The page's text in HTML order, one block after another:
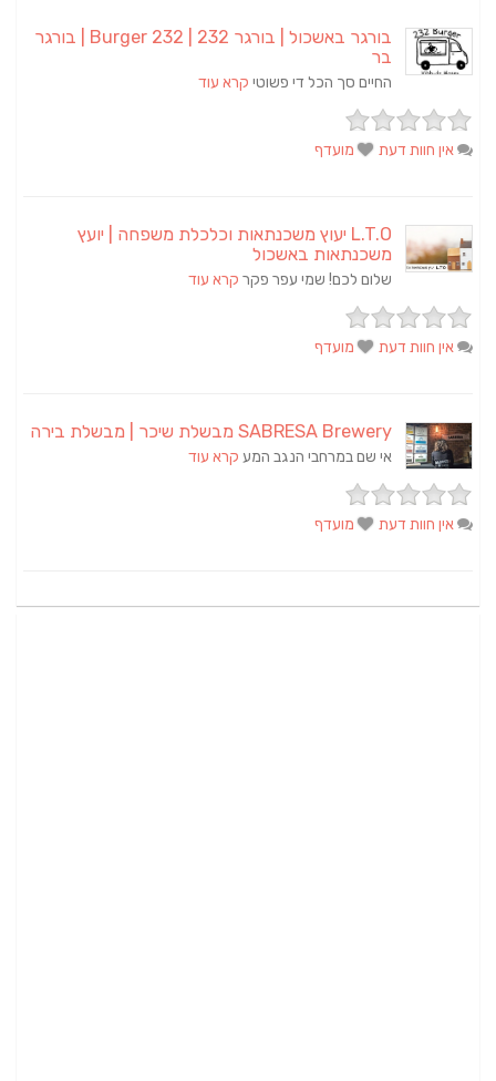
בורגר באשכול | בורגר 232 | Burger 232 | בורגר
בר
החיים סך הכל די פשוטי קרא עוד
אין חוות דעת מועדף
L.T.O יעוץ משכנתאות וכלכלת משפחה | יועץ
משכנתאות באשכול
שלום לכם! שמי עפר פקר קרא עוד
אין חוות דעת מועדף
SABRESA Brewery מבשלת שיכר | מבשלת בירה
אי שם במרחבי הנגב המע קרא עוד
אין חוות דעת מועדף